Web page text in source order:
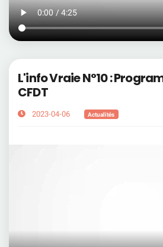
L'info Vraie N°10 :
CFDT
2023-04-06 Actualités